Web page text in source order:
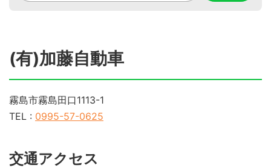
(有)加藤自動車
霧島市霧島田口1113-1
TEL : 0995-57-0625
交通アクセス